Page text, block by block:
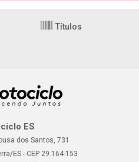
Títulos
ES
dos Santos, 731
ES - CEP 29.164-153